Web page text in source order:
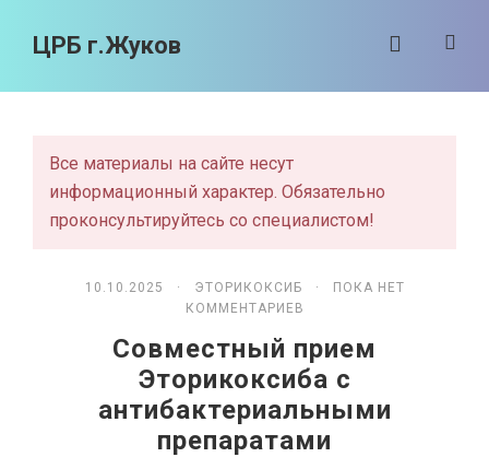
ЦРБ г.Жуков
Все материалы на сайте несут
информационный характер. Обязательно
проконсультируйтесь со специалистом!
10.10.2025 · ЭТОРИКОКСИБ · ПОКА НЕТ
КОММЕНТАРИЕВ
Совместный прием
Эторикоксиба с
антибактериальными
препаратами